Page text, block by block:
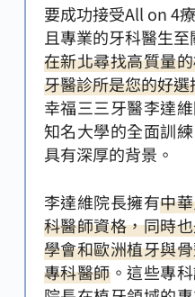
要成功接受All on 4
且專業的牙科醫生至
在新北尋找高質量
牙醫診所是您的好選
幸福三三牙醫李達
知名大學的全面訓
具有深厚的背景。
李達維院長擁有中
科醫師資格，同時
學會和歐洲植牙與
專科醫師。這些專